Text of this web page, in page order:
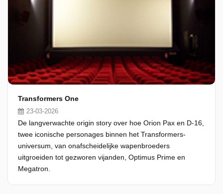
Transformers One
23-03-2026
De langverwachte origin story over hoe Orion Pax en D-16,
twee iconische personages binnen het Transformers-
universum, van onafscheidelijke wapenbroeders
uitgroeiden tot gezworen vijanden, Optimus Prime en
Megatron.